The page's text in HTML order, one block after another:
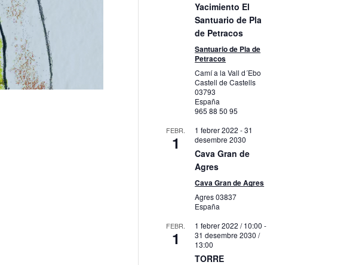
Yacimiento El
Santuario de Pla
de Petracos
Santuario de Pla de
Petracos
Camí a la Vall d´Ebo
Castell de Castells
03793
España
965 88 50 95
FEBR.
1
1 febrer 2022 -31
desembre 2030
Cava Gran de
Agres
Cava Gran de Agres
Agres03837
España
FEBR.
1
1 febrer 2022 / 10:00 -
31 desembre 2030 /
13:00
TORRE